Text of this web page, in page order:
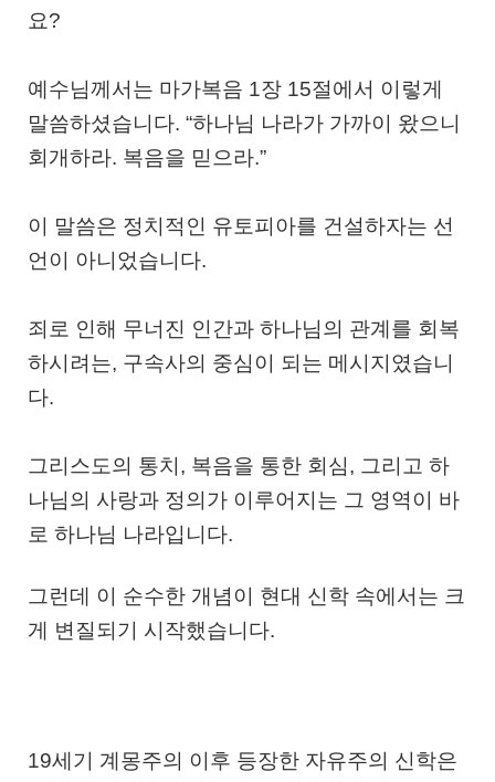
요?
예수님께서는 마가복음 1장 15절에서 이렇게
말씀하셨습니다. “하나님 나라가 가까이 왔으니
회개하라. 복음을 믿으라.”
이 말씀은 정치적인 유토피아를 건설하자는 선
언이 아니었습니다.
죄로 인해 무너진 인간과 하나님의 관계를 회복
하시려는, 구속사의 중심이 되는 메시지였습니
다.
그리스도의 통치, 복음을 통한 회심, 그리고 하
나님의 사랑과 정의가 이루어지는 그 영역이 바
로 하나님 나라입니다.
그런데 이 순수한 개념이 현대 신학 속에서는 크
게 변질되기 시작했습니다.
19세기 계몽주의 이후 등장한 자유주의 신학은